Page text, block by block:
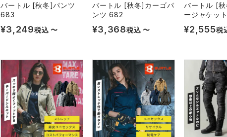
バートル [秋冬]パンツ
683
¥3,249税込 〜
バートル [秋冬]カーゴパ
ンツ 682
¥3,368税込 〜
バートル [
ージャケッ
¥2,555税